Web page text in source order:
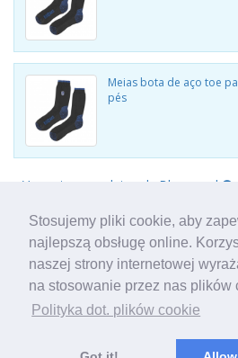
Stosujemy pliki cookie, aby
najlepszą obsługę online.
naszej strony internetowej
na stosowanie przez nas plików
Polityka dot. plików cookie
Meias bota de aço toe
pés
Ver outros produtos da Blueguard